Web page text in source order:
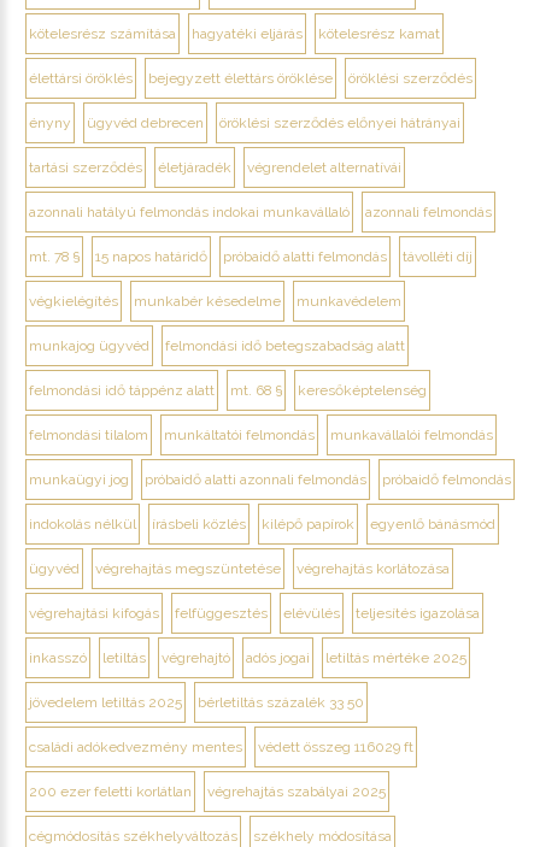
kötelesrész számítása hagyatéki eljárás kötelesrész kamat
élettársi öröklés bejegyzett élettárs öröklése öröklési szerződés
ényny ügyvéd debrecen öröklési szerződés előnyei hátrányai
tartási szerződés életjáradék végrendelet alternatívái
azonnali hatályú felmondás indokai munkavállaló azonnali felmondás
mt. 78 § 15 napos határidő próbaidő alatti felmondás távolléti díj
végkielégítés munkabér késedelme munkavédelem
munkajog ügyvéd felmondási idő betegszabadság alatt
felmondási idő táppénz alatt mt. 68 § keresőképtelenség
felmondási tilalom munkáltatói felmondás munkavállalói felmondás
munkaügyi jog próbaidő alatti azonnali felmondás próbaidő felmondás
indokolás nélkül írásbeli közlés kilépő papírok egyenlő bánásmód
ügyvéd végrehajtás megszüntetése végrehajtás korlátozása
végrehajtási kifogás felfüggesztés elévülés teljesítés igazolása
inkasszó letiltás végrehajtó adós jogai letiltás mértéke 2025
jövedelem letiltás 2025 bérletiltás százalék 33 50
családi adókedvezmény mentes védett összeg 116029 ft
200 ezer feletti korlátlan végrehajtás szabályai 2025
cégmódosítás székhelyváltozás székhely módosítása